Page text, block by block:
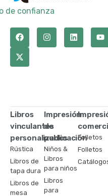
de confianza
Libros
vinculantes
personalizados
Rústica
Libros de
tapa dura
Libros de
mesa
Impresión
de
publicación
Niños &
Libros
para niños
Libros
para
Folletos
Folletos